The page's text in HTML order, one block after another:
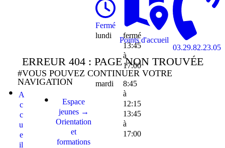
Fermé
lundi
fermé
13:45
à
17:00
mardi
8:45
à
12:15
13:45
à
17:00
Points d'accueil
03.29.82.23.05
ERREUR 404 : PAGE NON TROUVÉE
#VOUS POUVEZ CONTINUER VOTRE
NAVIGATION
A
c
c
u
e
il
Espace
jeunes →
Orientation
et
formations